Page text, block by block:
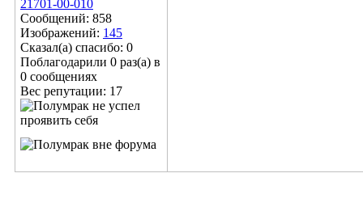
21701-00-010
Сообщений: 858
Изображений: 145
Сказал(а) спасибо: 0
Поблагодарили 0 раз(а) в
0 сообщениях
Вес репутации: 17